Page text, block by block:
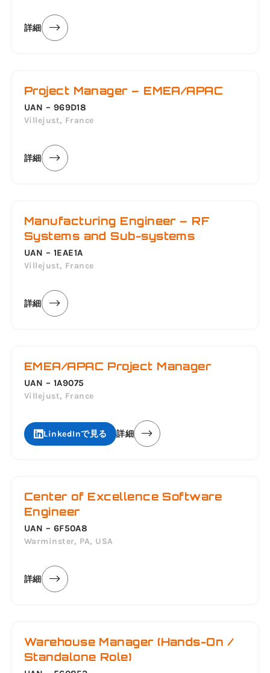
詳細
Project Manager – EMEA/APAC
UAN – 969D18
Villejust, France
詳細
Manufacturing Engineer – RF
Systems and Sub-systems
UAN – 1EAE1A
Villejust, France
詳細
EMEA/APAC Project Manager
UAN – 1A9075
Villejust, France
LinkedInで見る 詳細
Center of Excellence Software
Engineer
UAN – 6F50A8
Warminster, PA, USA
詳細
Warehouse Manager (Hands-On /
Standalone Role)